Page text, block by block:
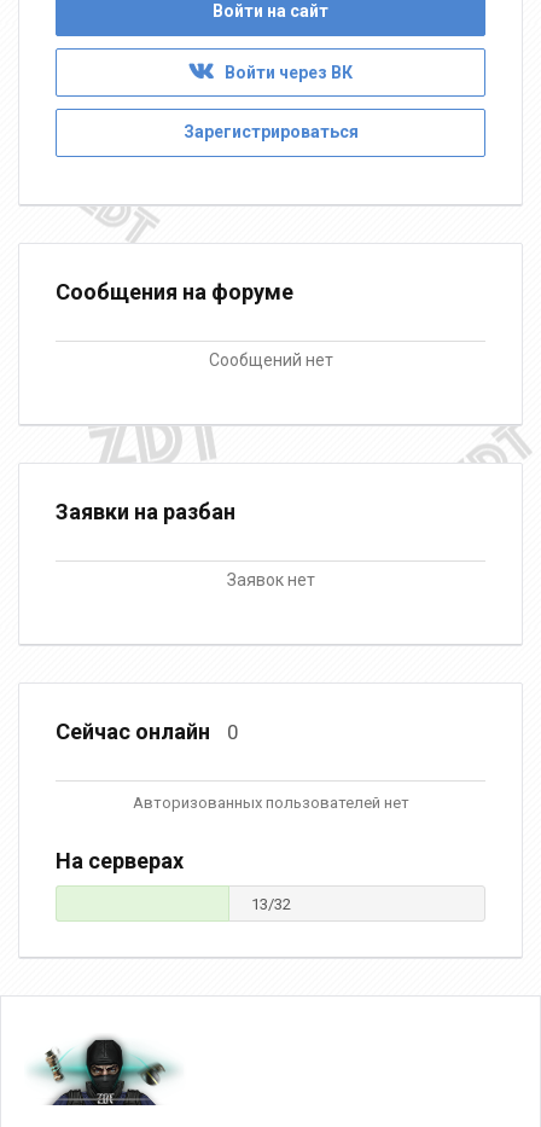
Войти на сайт
Войти через ВК
Зарегистрироваться
Сообщения на форуме
Сообщений нет
Заявки на разбан
Заявок нет
Сейчас онлайн 0
Авторизованных пользователей нет
На серверах
13/32